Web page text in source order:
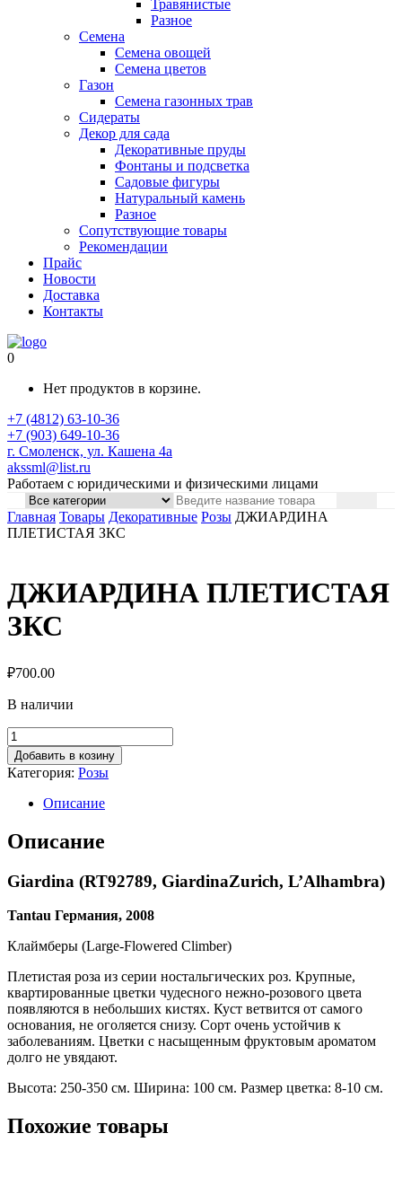
Травянистые
Разное
Семена
Семена овощей
Семена цветов
Газон
Семена газонных трав
Сидераты
Декор для сада
Декоративные пруды
Фонтаны и подсветка
Садовые фигуры
Натуральный камень
Разное
Сопутствующие товары
Рекомендации
Прайс
Новости
Доставка
Контакты
0
Нет продуктов в корзине.
+7 (4812) 63-10-36
+7 (903) 649-10-36
г. Смоленск, ул. Кашена 4а
akssml@list.ru
Работаем с юридическими и физическими лицами
Главная Товары Декоративные Розы ДЖИАРДИНА
ПЛЕТИСТАЯ ЗКС
ДЖИАРДИНА ПЛЕТИСТАЯ
ЗКС
₽700.00
В наличии
Добавить в козину
Категория: Розы
Описание
Описание
Giardina (RT92789, GiardinaZurich, L’Alhambra)
Tantau Германия, 2008
Клаймберы (Large-Flowered Climber)
Плетистая роза из серии ностальгических роз. Крупные,
квартированные цветки чудесного нежно-розового цвета
появляются в небольших кистях. Куст ветвится от самого
основания, не оголяется снизу. Сорт очень устойчив к
заболеваниям. Цветки с насыщенным фруктовым ароматом
долго не увядают.
Высота: 250-350 см. Ширина: 100 см. Размер цветка: 8-10 см.
Похожие товары